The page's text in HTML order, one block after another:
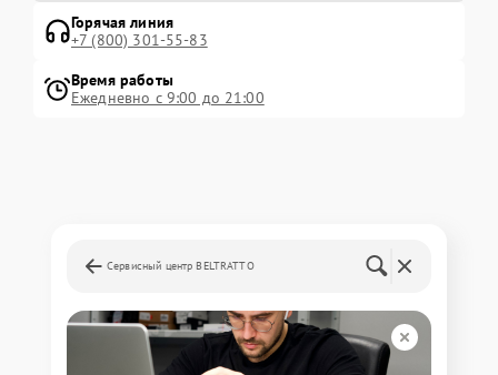
Горячая линия
+7 (800) 301-55-83
Время работы
Ежедневно с 9:00 до 21:00
Сервисный центр BELTRATTO